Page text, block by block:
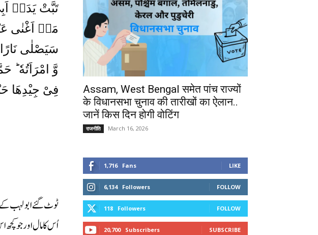
تَبَّتْ یَدَاۤ
مَاۤ اَغْنٰی
سَیَصْلٰی
وَّ امْرَاَتُهٗ
فِیْ جِیْدِهَا
ٹوٹ گئے ابو لہب کے
اُس کا مال اور جو کچھ
Assam, West Bengal समेत पांच राज्यों
के विधानसभा चुनाव की तारीखों का ऐलान..
जानें किस दिन होगी वोटिंग
राजनीति March 16, 2026
1,716 Fans LIKE
6,134 Followers FOLLOW
118 Followers FOLLOW
20,700 Subscribers SUBSCRIBE